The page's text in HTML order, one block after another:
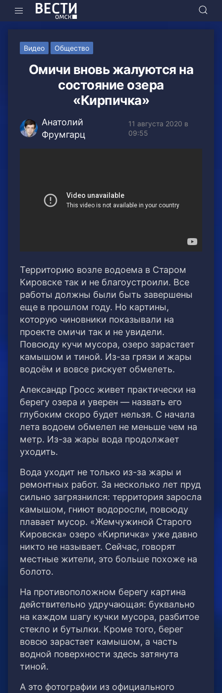
Видео Общество
Омичи вновь жалуются на
состояние озера
«Кирпичка»
Анатолий
Фрумгарц
11 августа 2020 в
09:55
Территорию возле водоема в Старом
Кировске так и не благоустроили. Все
работы должны были быть завершены
еще в прошлом году. Но картины,
которую чиновники показывали на
проекте омичи так и не увидели.
Повсюду кучи мусора, озеро зарастает
камышом и тиной. Из-за грязи и жары
водоём и вовсе рискует обмелеть.
Александр Гросс живет практически на
берегу озера и уверен — назвать его
глубоким скоро будет нельзя. С начала
лета водоем обмелел не меньше чем на
метр. Из-за жары вода продолжает
уходить.
Вода уходит не только из-за жары и
ремонтных работ. За несколько лет пруд
сильно загрязнился: территория заросла
камышом, гниют водоросли, повсюду
плавает мусор. «Жемчужиной Старого
Кировска» озеро «Кирпичка» уже давно
никто не называет. Сейчас, говорят
местные жители, это больше похоже на
болото.
На противоположном берегу картина
действительно удручающая: буквально
на каждом шагу кучки мусора, разбитое
стекло и бутылки. Кроме того, берег
вовсю зарастает камышом, а часть
водной поверхности здесь затянута
тиной.
А это фотографии из официального